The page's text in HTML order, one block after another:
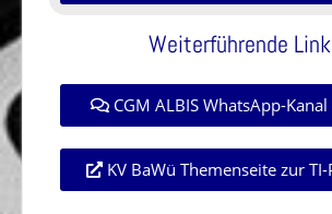
Weiterführende
CGM ALBIS WhatsApp-
KV BaWü Themenseite zur